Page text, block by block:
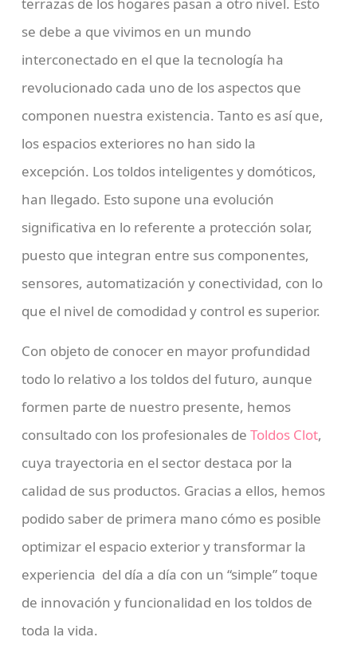
terrazas de los hogares pasan a otro nivel. Esto
se debe a que vivimos en un mundo
interconectado en el que la tecnología ha
revolucionado cada uno de los aspectos que
componen nuestra existencia. Tanto es así que,
los espacios exteriores no han sido la
excepción. Los toldos inteligentes y domóticos,
han llegado. Esto supone una evolución
significativa en lo referente a protección solar,
puesto que integran entre sus componentes,
sensores, automatización y conectividad, con lo
que el nivel de comodidad y control es superior.
Con objeto de conocer en mayor profundidad
todo lo relativo a los toldos del futuro, aunque
formen parte de nuestro presente, hemos
consultado con los profesionales de Toldos Clot,
cuya trayectoria en el sector destaca por la
calidad de sus productos. Gracias a ellos, hemos
podido saber de primera mano cómo es posible
optimizar el espacio exterior y transformar la
experiencia del día a día con un “simple” toque
de innovación y funcionalidad en los toldos de
toda la vida.